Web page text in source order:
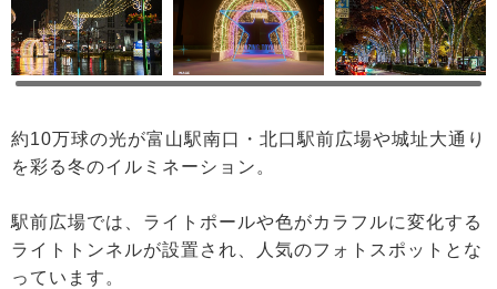
約10万球の光が富山駅南口・北口駅前広場や城址大通り
を彩る冬のイルミネーション。
駅前広場では、ライトポールや色がカラフルに変化する
ライトトンネルが設置され、人気のフォトスポットとな
っています。